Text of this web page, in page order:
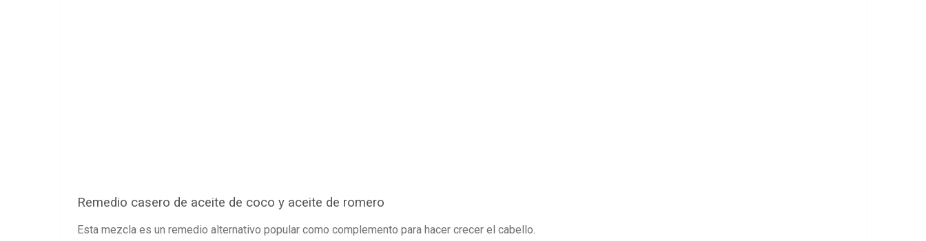
Remedio casero de aceite de coco y aceite de romero
Esta mezcla es un remedio alternativo popular como complemento para hacer crecer el cabello.